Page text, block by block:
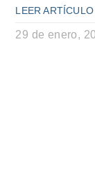
LEER
29 de enero,